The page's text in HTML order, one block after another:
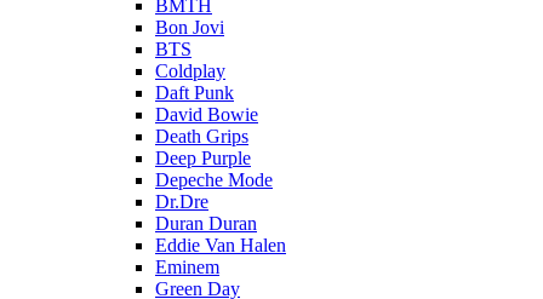
BMTH
Bon Jovi
BTS
Coldplay
Daft Punk
David Bowie
Death Grips
Deep Purple
Depeche Mode
Dr.Dre
Duran Duran
Eddie Van Halen
Eminem
Green Day